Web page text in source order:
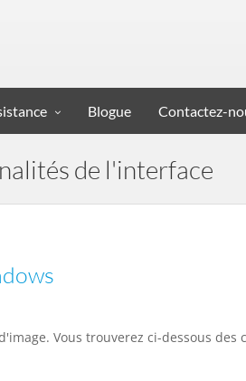
Blogue Contactez-
de l'interface
Vous trouverez ci-dessous des